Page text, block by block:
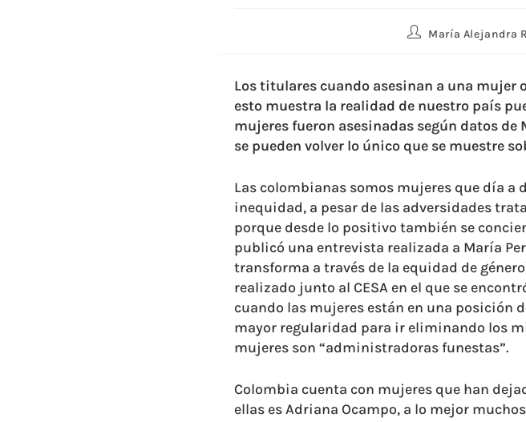
María Alejandra
Los titulares cuando asesinan a una mujer
esto muestra la realidad de nuestro país
mujeres fueron asesinadas según datos
se pueden volver lo único que se muestre
Las colombianas somos mujeres que día
inequidad, a pesar de las adversidades
porque desde lo positivo también se
publicó una entrevista realizada a María
transforma a través de la equidad de
realizado junto al CESA en el que se
cuando las mujeres están en una posición
mayor regularidad para ir eliminando los
mujeres son “administradoras funestas”.
Colombia cuenta con mujeres que han
ellas es Adriana Ocampo, a lo mejor